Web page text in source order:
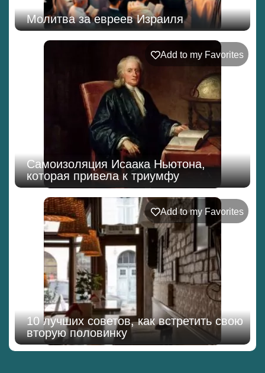
Молитва за евреев Израиля
Add to my Favorites
Самоизоляция Исаака Ньютона,
которая привела к триумфу
Add to my Favorites
10 лучших советов, как встретить свою
вторую половинку